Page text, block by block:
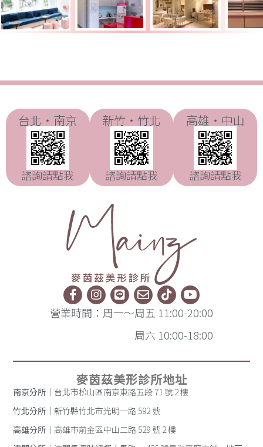
台北・南京
諮詢請點我
新竹・竹北
諮詢請點我
高雄・中山
諮詢請點我
營業時間：周一～周五 11:00-20:00
周六 10:00-18:00
麥茵茲美形診所地址
南京分所 ｜台北市松山區南京東路五段 71 號 2 樓
竹北分所 ｜新竹縣竹北市光明一路 592 號
高雄分所 ｜高雄市前金區中山二路 529 號 2 樓